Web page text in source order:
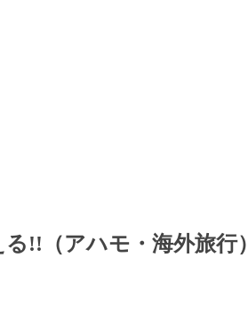
!!（アハモ・海外旅行）